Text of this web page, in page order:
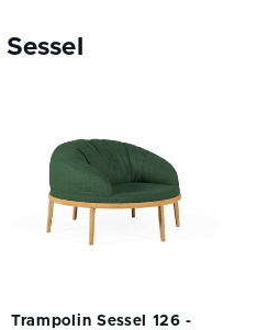
Trampolin Sessel 126 -